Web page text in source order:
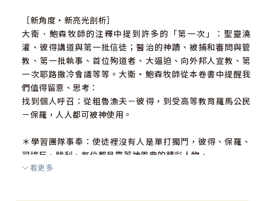
［新角度‧新亮光剖析］
大衛．鮑森牧師的注釋中提到許多的「第一次」：聖靈澆
灌、彼得講道與第一批信徒；醫治的神蹟、被捕和審問與管
教、第一批執事、首位殉道者、大逼迫、向外邦人宣教、第
一次耶路撒冷會議等等。大衛‧鮑森牧師從本卷書中提醒我
們值得留意、思考：
找到個人呼召：從粗魯漁夫－彼得，到受高等教育羅馬公民
－保羅，人人都可被神使用。
＊學習團隊事奉：使徒裡沒有人是單打獨鬥，彼得、保羅、
司提反、腓利，每位都是靠著神恩典的精彩人物，
同屬一個團隊、兩兩被差派完成任務後又返回團契，與神合
看更多